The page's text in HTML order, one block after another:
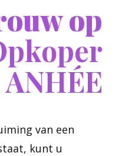
op
ANHÉE
van een
kunt u